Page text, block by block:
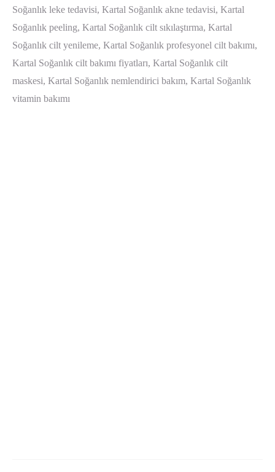
Soğanlık leke tedavisi, Kartal Soğanlık akne tedavisi, Kartal
Soğanlık peeling, Kartal Soğanlık cilt sıkılaştırma, Kartal
Soğanlık cilt yenileme, Kartal Soğanlık profesyonel cilt bakımı,
Kartal Soğanlık cilt bakımı fiyatları, Kartal Soğanlık cilt
maskesi, Kartal Soğanlık nemlendirici bakım, Kartal Soğanlık
vitamin bakımı